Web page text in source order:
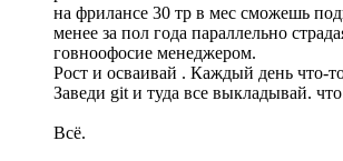
на фрилансе 30 тр в мес сможешь
менее за пол года параллельно
говноофосие менеджером.
Рост и осваивай . Каждый день что-
Заведи git и туда все выкладывай.
Всё.